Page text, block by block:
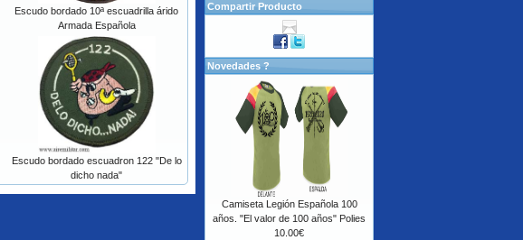
Escudo bordado 10ª escuadrilla árido
Armada Española
Escudo bordado escuadron 122 "De lo
dicho nada"
Compartir Producto
Novedades ?
Camiseta Legión Española 100
años. "El valor de 100 años" Polies
10.00€